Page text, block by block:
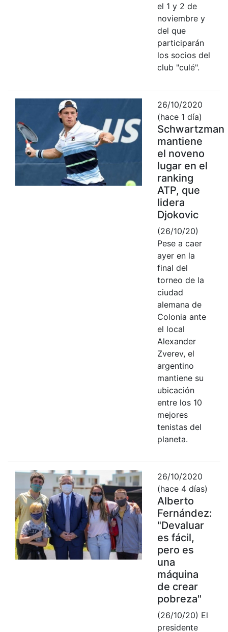
el 1 y 2 de
noviembre y
del que
participarán
los socios del
club "culé".
26/10/2020
(hace 1 día)
Schwartzman
mantiene
el noveno
lugar en el
ranking
ATP, que
lidera
Djokovic
(26/10/20)
Pese a caer
ayer en la
final del
torneo de la
ciudad
alemana de
Colonia ante
el local
Alexander
Zverev, el
argentino
mantiene su
ubicación
entre los 10
mejores
tenistas del
planeta.
26/10/2020
(hace 4 días)
Alberto
Fernández:
"Devaluar
es fácil,
pero es
una
máquina
de crear
pobreza"
(26/10/20) El
presidente